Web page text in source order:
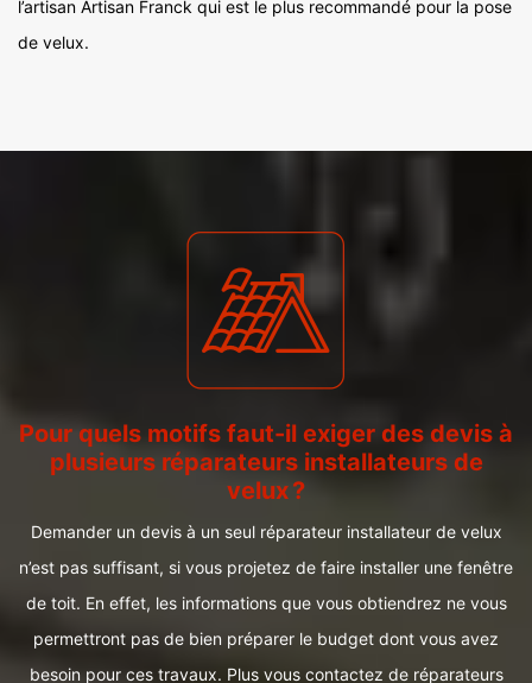
l’artisan Artisan Franck qui est le plus recommandé pour la pose
de velux.
Pour quels motifs faut-il exiger des devis à
plusieurs réparateurs installateurs de
velux ?
Demander un devis à un seul réparateur installateur de velux
n’est pas suffisant, si vous projetez de faire installer une fenêtre
de toit. En effet, les informations que vous obtiendrez ne vous
permettront pas de bien préparer le budget dont vous avez
besoin pour ces travaux. Plus vous contactez de réparateurs